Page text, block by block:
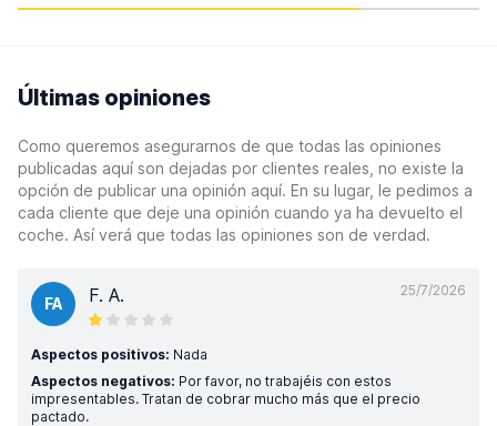
Últimas opiniones
Como queremos asegurarnos de que todas las opiniones
publicadas aquí son dejadas por clientes reales, no existe la
opción de publicar una opinión aquí. En su lugar, le pedimos a
cada cliente que deje una opinión cuando ya ha devuelto el
coche. Así verá que todas las opiniones son de verdad.
25/7/2026
FA F. A.
Aspectos positivos: Nada
Aspectos negativos: Por favor, no trabajéis con estos
impresentables. Tratan de cobrar mucho más que el precio
pactado.